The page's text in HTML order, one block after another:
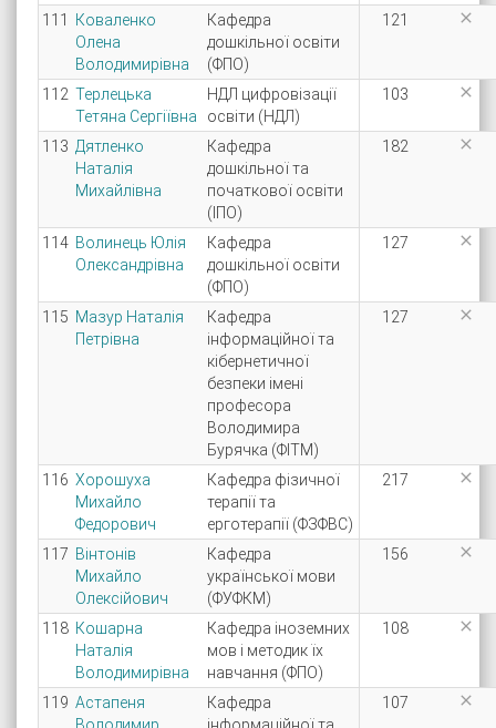
111
Коваленко
Олена
Володимирівна
Кафедра
дошкільної освіти
(ФПО)
121 
112 Терлецька
Тетяна Сергіївна
НДЛ цифровізації
освіти (НДЛ)
103 
113 Дятленко
Наталія
Михайлівна
Кафедра
дошкільної та
початкової освіти
(ІПО)
182 
114 Волинець Юлія
Олександрівна
Кафедра
дошкільної освіти
(ФПО)
127 
115 Мазур Наталія
Петрівна
Кафедра
інформаційної та
кібернетичної
безпеки імені
професора
Володимира
Бурячка (ФІТМ)
127 
116 Хорошуха
Михайло
Федорович
Кафедра фізичної
терапії та
ерготерапії (ФЗФВС)
217 
117 Вінтонів
Михайло
Олексійович
Кафедра
української мови
(ФУФКМ)
156 
118 Кошарна
Наталія
Володимирівна
Кафедра іноземних
мов і методик їх
навчання (ФПО)
108 
119 Астапеня
Кафедра
107 